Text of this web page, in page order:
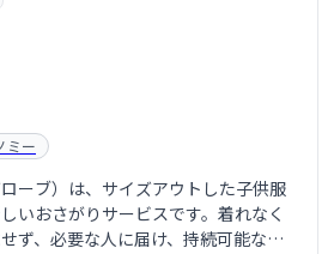
ミー
ーブ）は、サイズアウトした子供服
いおさがりサービスです。着れなく
ず、必要な人に届け、持続可能な消